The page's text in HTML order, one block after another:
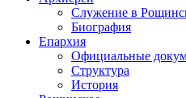
Служение в
Биография
Епархия
Официальные
Структура
История